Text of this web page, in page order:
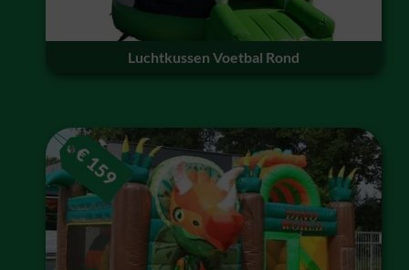
Luchtkussen Voetbal Rond
€
159